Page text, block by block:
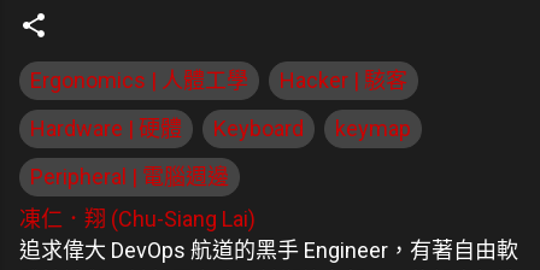
Ergonomics | 人體工學
Hacker | 駭客
Hardware | 硬體
Keyboard
keymap
Peripheral | 電腦週邊
凍仁．翔 (Chu-Siang Lai)
追求偉大 DevOps 航道的黑手 Engineer，有著自由軟